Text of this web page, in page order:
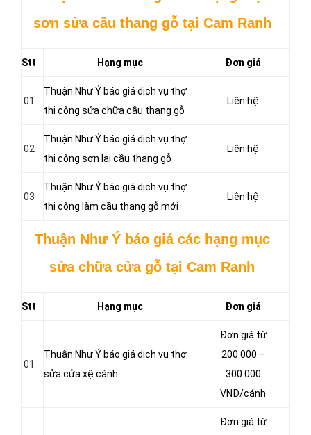
sơn sửa cầu thang gỗ tại Cam Ranh
Stt Hạng mục Đơn giá
01
Thuận Như Ý báo giá dịch vụ thợ
thi công sửa chữa cầu thang gỗ
Liên hệ
02
Thuận Như Ý báo giá dịch vụ thợ
thi công sơn lại cầu thang gỗ
Liên hệ
03
Thuận Như Ý báo giá dịch vụ thợ
thi công làm cầu thang gỗ mới
Liên hệ
Thuận Như Ý báo giá các hạng mục
sửa chữa cửa gỗ tại Cam Ranh
Stt Hạng mục Đơn giá
01
Thuận Như Ý báo giá dịch vụ thợ
sửa cửa xệ cánh
Đơn giá từ
200.000 –
300.000
VNĐ/cánh
Đơn giá từ